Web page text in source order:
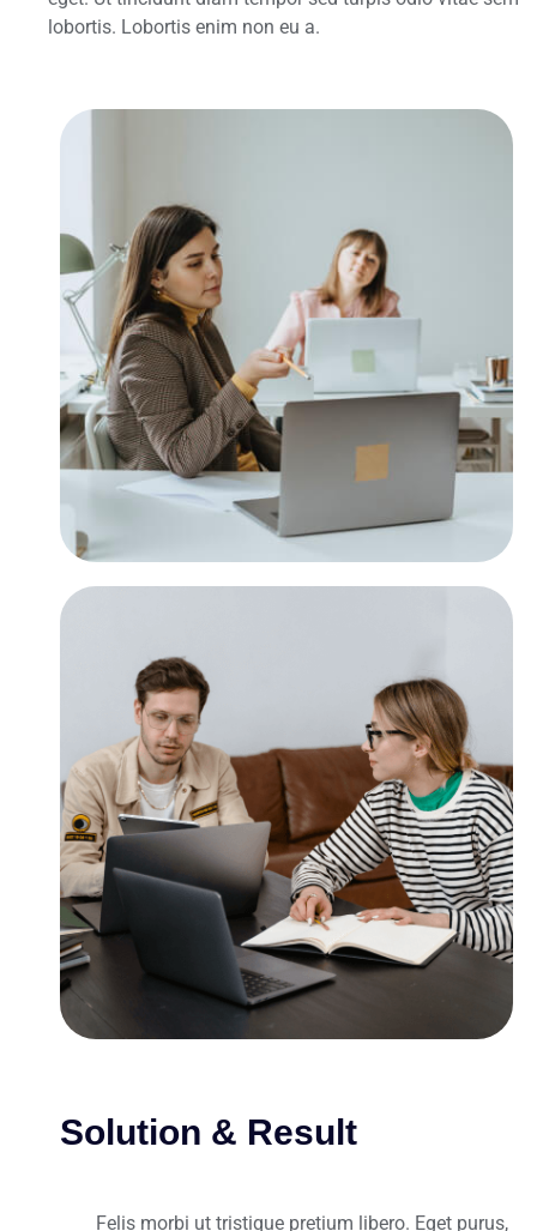
lobortis. Lobortis enim non eu a.
Solution & Result
Felis morbi ut tristique pretium libero. Eget purus,